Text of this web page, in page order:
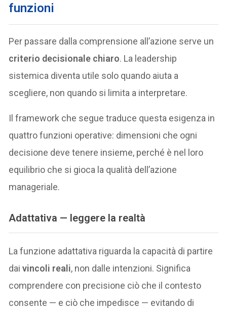
funzioni
Per passare dalla comprensione all’azione serve un
criterio decisionale chiaro. La leadership
sistemica diventa utile solo quando aiuta a
scegliere, non quando si limita a interpretare.
Il framework che segue traduce questa esigenza in
quattro funzioni operative: dimensioni che ogni
decisione deve tenere insieme, perché è nel loro
equilibrio che si gioca la qualità dell’azione
manageriale.
Adattativa — leggere la realtà
La funzione adattativa riguarda la capacità di partire
daivincoli reali, non dalle intenzioni. Significa
comprendere con precisione ciò che il contesto
consente — e ciò che impedisce — evitando di